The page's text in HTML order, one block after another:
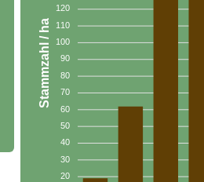
120
110
100
90
80
70
60
50
40
30
20
Stammzahl / ha